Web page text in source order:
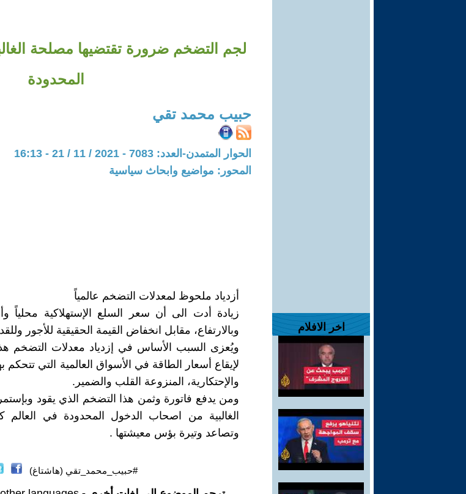
اخر الافلام
لجم التضخم ضرورة تقتضيها مصلحة
المحدودة
حبيب محمد تقي
الحوار المتمدن-العدد: 7083 - 2021 / 11 / 21 - 16:13
المحور: مواضيع وابحاث سياسية
أزدياد ملحوظ لمعدلات التضخم عالمياً
زيادة أدت الى أن سعر السلع الإستهلاكية محلياً
وبالارتفاع، مقابل انخفاض القيمة الحقيقية للأجور
ويُعزى السبب الأساس في إزدياد معدلات التضخم
لإيقاع أسعار الطاقة في الأسواق العالمية التي تتحكم
والإحتكارية، المنزوعة القلب والضمير.
ومن يدفع فاتورة وثمن هذا التضخم الذي يقود
الغالبية من اصحاب الدخول المحدودة في العالم
وتصاعد وتيرة بؤس معيشتها .
#حبيب_محمد_تقي (هاشتاغ)